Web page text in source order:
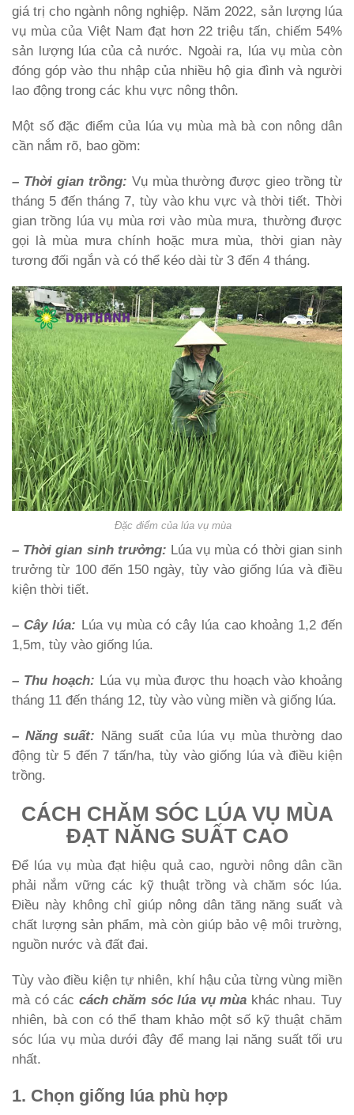
giá trị cho ngành nông nghiệp. Năm 2022, sản lượng lúa
vụ mùa của Việt Nam đạt hơn 22 triệu tấn, chiếm 54%
sản lượng lúa của cả nước. Ngoài ra, lúa vụ mùa còn
đóng góp vào thu nhập của nhiều hộ gia đình và người
lao động trong các khu vực nông thôn.
Một số đặc điểm của lúa vụ mùa mà bà con nông dân
cần nắm rõ, bao gồm:
– Thời gian trồng: Vụ mùa thường được gieo trồng từ
tháng 5 đến tháng 7, tùy vào khu vực và thời tiết. Thời
gian trồng lúa vụ mùa rơi vào mùa mưa, thường được
gọi là mùa mưa chính hoặc mưa mùa, thời gian này
tương đối ngắn và có thể kéo dài từ 3 đến 4 tháng.
Đặc điểm của lúa vụ mùa
– Thời gian sinh trưởng: Lúa vụ mùa có thời gian sinh
trưởng từ 100 đến 150 ngày, tùy vào giống lúa và điều
kiện thời tiết.
– Cây lúa: Lúa vụ mùa có cây lúa cao khoảng 1,2 đến
1,5m, tùy vào giống lúa.
– Thu hoạch: Lúa vụ mùa được thu hoạch vào khoảng
tháng 11 đến tháng 12, tùy vào vùng miền và giống lúa.
– Năng suất: Năng suất của lúa vụ mùa thường dao
động từ 5 đến 7 tấn/ha, tùy vào giống lúa và điều kiện
trồng.
CÁCH CHĂM SÓC LÚA VỤ MÙA
ĐẠT NĂNG SUẤT CAO
Để lúa vụ mùa đạt hiệu quả cao, người nông dân cần
phải nắm vững các kỹ thuật trồng và chăm sóc lúa.
Điều này không chỉ giúp nông dân tăng năng suất và
chất lượng sản phẩm, mà còn giúp bảo vệ môi trường,
nguồn nước và đất đai.
Tùy vào điều kiện tự nhiên, khí hậu của từng vùng miền
mà có các cách chăm sóc lúa vụ mùa khác nhau. Tuy
nhiên, bà con có thể tham khảo một số kỹ thuật chăm
sóc lúa vụ mùa dưới đây để mang lại năng suất tối ưu
nhất.
1. Chọn giống lúa phù hợp